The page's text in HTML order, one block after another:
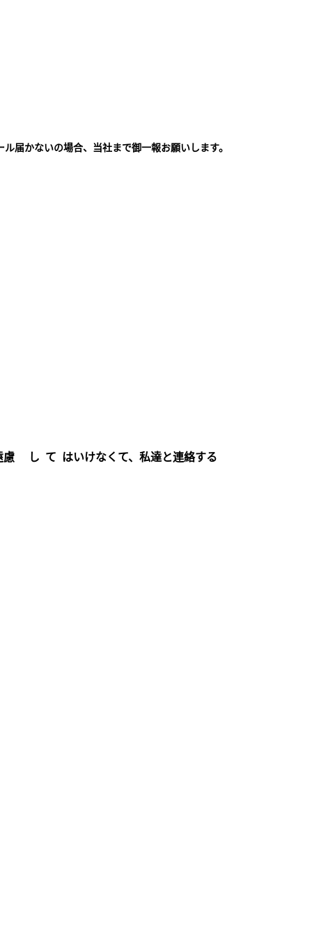
届かないの場合、当社まで御一報お願いします。
慮 し て はいけなくて、私達と連絡する